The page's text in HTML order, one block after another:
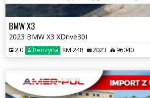
BMW X3
2023 BMW X3 XDrive30I
2.0 Benzyna KM 248 2023 96040